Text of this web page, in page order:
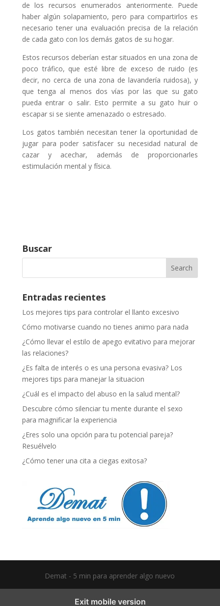
de los recursos enumerados anteriormente. Puede
haber algún solapamiento, pero para compartirlos es
necesario tener una evaluación precisa de la relación
de cada gato con los demás gatos de su hogar.
Estos recursos deberían estar situados en una zona de
poco tráfico, que esté libre de exceso de ruido (es
decir, no cerca de una zona de lavandería ruidosa), y
que tenga al menos dos vías por las que su gato
pueda entrar o salir. Esto permite a su gato huir o
escapar si se siente amenazado o estresado.
Los gatos también necesitan tener la oportunidad de
jugar para poder satisfacer su necesidad natural de
cazar y acechar, además de proporcionarles
estimulación mental y física.
Buscar
Entradas recientes
Los mejores tips para controlar el llanto excesivo
Cómo motivarse cuando no tienes animo para nada
¿Cómo llevar el estilo de apego evitativo para mejorar
las relaciones?
¿Es falta de interés o es una persona evasiva? Los
mejores tips para manejar la situacion
¿Cuál es el impacto del abuso en la salud mental?
Descubre cómo silenciar tu mente durante el sexo
para magnificar la experiencia
¿Eres solo una opción para tu potencial pareja?
Resuélvelo
¿Cómo tener una cita a ciegas exitosa?
Demat - 5 min para aprender algo nuevo
Exit mobile version